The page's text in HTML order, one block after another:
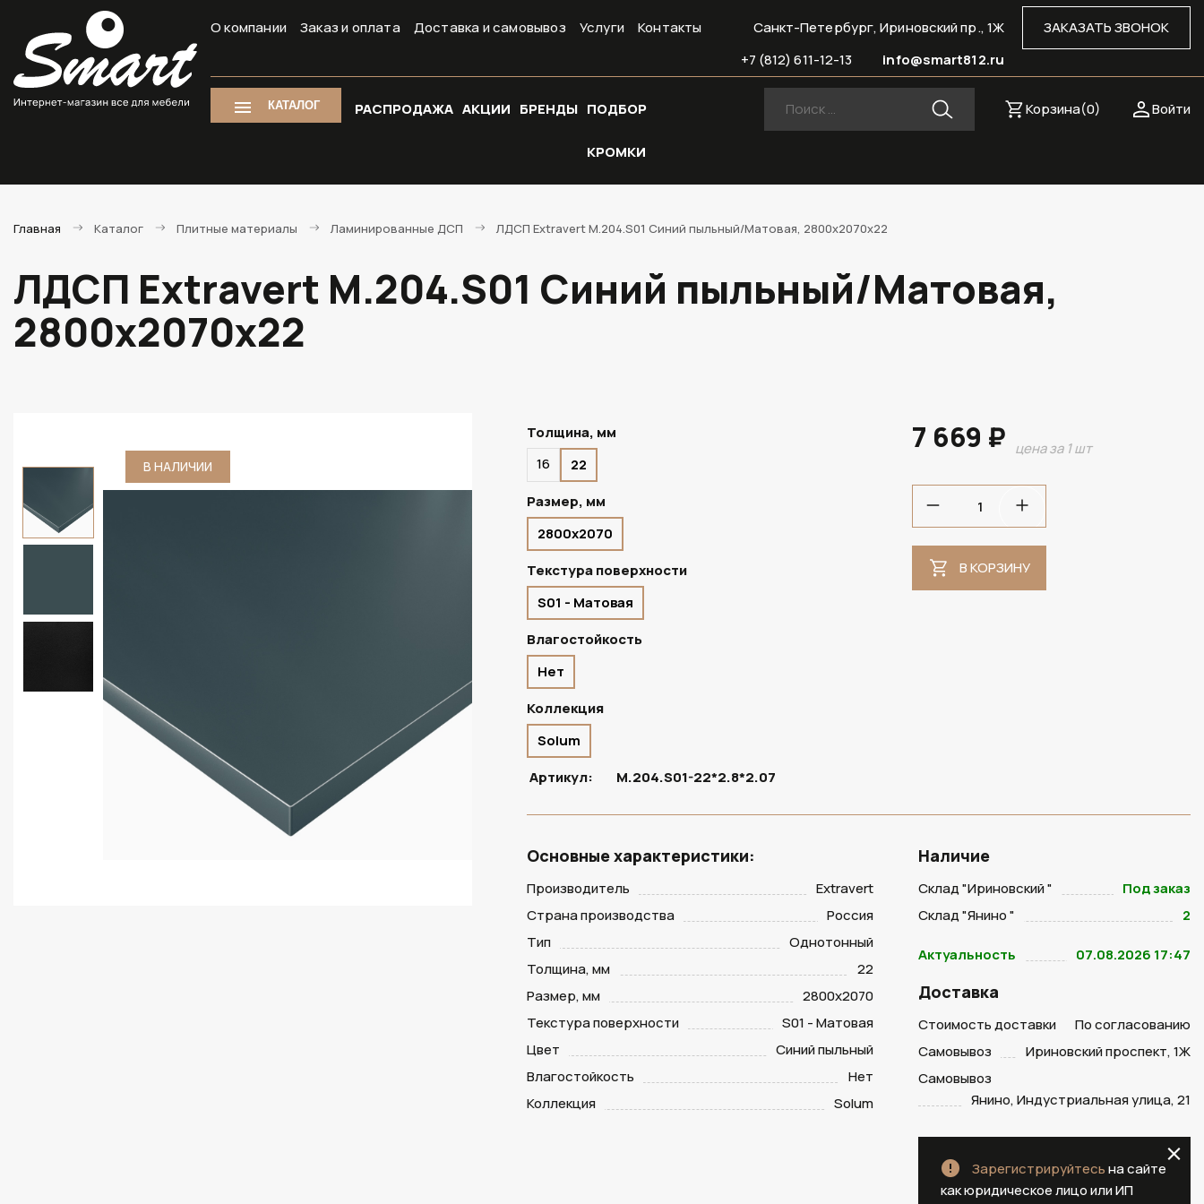
О компании Заказ и оплата Доставка и самовывоз Услуги Контакты ЗАКАЗАТЬ ЗВОНОК
Санкт-Петербург, Ириновский пр., 1Ж
info@smart812.ru
+7 (812) 611-12-13
КАТАЛОГ РАСПРОДАЖА АКЦИИ БРЕНДЫ ПОДБОР
КРОМКИ
Войти
Корзина(0)
Главная Каталог Плитные материалы Ламинированные ДСП ЛДСП Extravert M.204.S01 Синий пыльный/Матовая, 2800х2070х22
ЛДСП Extravert M.204.S01 Синий пыльный/Матовая,
2800х2070х22
В НАЛИЧИИ В НАЛИЧИИ
Толщина, мм
16
22
Размер, мм
2800х2070
Текстура поверхности
S01 - Матовая
Влагостойкость
Нет
Коллекция
Solum
Артикул:
M.204.S01-22*2.8*2.07
7 669 ₽ цена за 1 шт
В КОРЗИНУ
Основные характеристики:
Производитель
Extravert
Страна производства
Россия
Тип
Однотонный
Толщина, мм
22
Размер, мм
2800х2070
Текстура поверхности
S01 - Матовая
Цвет
Синий пыльный
Влагостойкость
Нет
Коллекция
Solum
Наличие
Склад "Ириновский "
Под заказ
Склад "Янино "
2
Актуальность 07.08.2026 17:47
Доставка
Стоимость доставки
По согласованию
Самовывоз
Ириновский проспект, 1Ж
Самовывоз
Янино, Индустриальная улица, 21
Зарегистрируйтесьна сайте
как юридическое лицо или ИП